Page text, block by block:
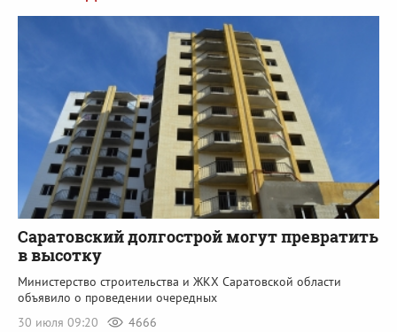
Саратовский долгострой могут превратить
в высотку
Министерство строительства и ЖКХ Саратовской области
объявило о проведении очередных
30 июля 09:20
4666